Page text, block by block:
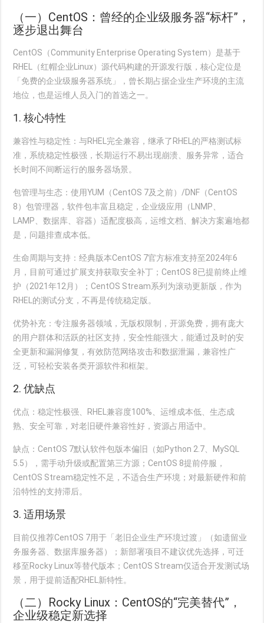
（一）CentOS：曾经的企业级服务器“标杆”，
逐步退出舞台
CentOS（Community Enterprise Operating System）是基于
RHEL（红帽企业Linux）源代码构建的开源发行版，核心定位是
「免费的企业级服务器系统」，曾长期占据企业生产环境的主流
地位，也是运维人员入门的首选之一。
1. 核心特性
兼容性与稳定性 ：与RHEL完全兼容，继承了RHEL的严格测试标
准，系统稳定性极强，长期运行不易出现崩溃、服务异常，适合
长时间不间断运行的服务器场景。
包管理与生态 ：使用YUM（CentOS 7及之前）/DNF（CentOS
8）包管理器，软件包丰富且稳定，企业级应用（LNMP、
LAMP、数据库、容器）适配度极高，运维文档、解决方案遍地都
是，问题排查成本低。
生命周期与支持 ：经典版本CentOS 7官方标准支持至2024年6
月，目前可通过扩展支持获取安全补丁；CentOS 8已提前终止维
护（2021年12月）；CentOS Stream系列为滚动更新版，作为
RHEL的测试分支，不再是传统稳定版。
优势补充 ：专注服务器领域，无版权限制，开源免费，拥有庞大
的用户群体和活跃的社区支持，安全性能强大，能通过及时的安
全更新和漏洞修复，有效防范网络攻击和数据泄漏，兼容性广
泛，可轻松安装各类开源软件和框架。
2. 优缺点
优点 ：稳定性极强、RHEL兼容度100%、运维成本低、生态成
熟、安全可靠，对老旧硬件兼容性好，资源占用适中。
缺点 ：CentOS 7默认软件包版本偏旧（如Python 2.7、MySQL
5.5），需手动升级或配置第三方源；CentOS 8提前停服，
CentOS Stream稳定性不足，不适合生产环境；对最新硬件和前
沿特性的支持滞后。
3. 适用场景
目前仅推荐CentOS 7用于「老旧企业生产环境过渡」（如遗留业
务服务器、数据库服务器）；新部署项目不建议优先选择，可迁
移至Rocky Linux等替代版本；CentOS Stream仅适合开发测试场
景，用于提前适配RHEL新特性。
（二）Rocky Linux：CentOS的“完美替代”，
企业级稳定新选择